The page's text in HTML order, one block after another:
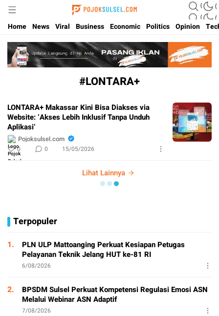
Pojoksulsel.com
Update Kabar Hits Sulsel, Langsung di Pojoksulsel.com
Home News Viral Business Economic Politics Opinion
#LONTARA+
LONTARA+ Makassar Kini Bisa Diakses via
Website: ‘Akses Lebih Inklusif Tanpa Unduh
Aplikasi’
Pojoksulsel.com
0 0 15/05/2026
Lihat Lainnya
Terpopuler
1.
PLN ULP Mattoanging Perkuat Kesiapan Petugas
Pelayanan Teknik Jelang HUT ke-81 RI
6/08/2026
2.
BPSDM Sulsel Perkuat Kompetensi Regulasi Emosi ASN
Melalui Webinar ASN Adaptif
7/08/2026